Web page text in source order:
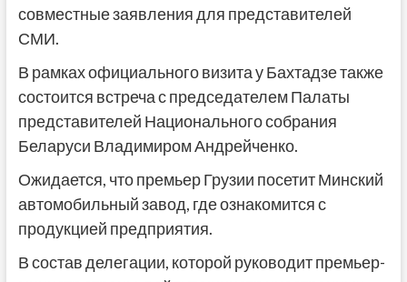
совместные заявления для представителей
СМИ.
В рамках официального визита у Бахтадзе также
состоится встреча с председателем Палаты
представителей Национального собрания
Беларуси Владимиром Андрейченко.
Ожидается, что премьер Грузии посетит Минский
автомобильный завод, где ознакомится с
продукцией предприятия.
В состав делегации, которой руководит премьер-